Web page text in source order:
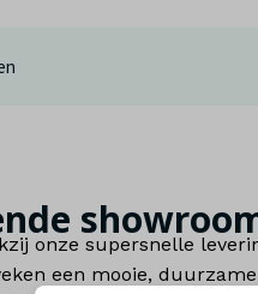
onze supersnelle
een mooie,